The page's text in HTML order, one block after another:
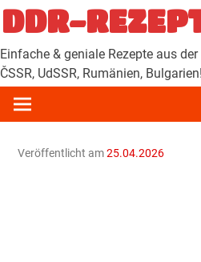
Zum
Inhalt
springen
DDR-
Einfache & geniale Rezepte aus
ČSSR, UdSSR, Rumänien, Bulgarien!
Veröffentlicht am25.04.2026